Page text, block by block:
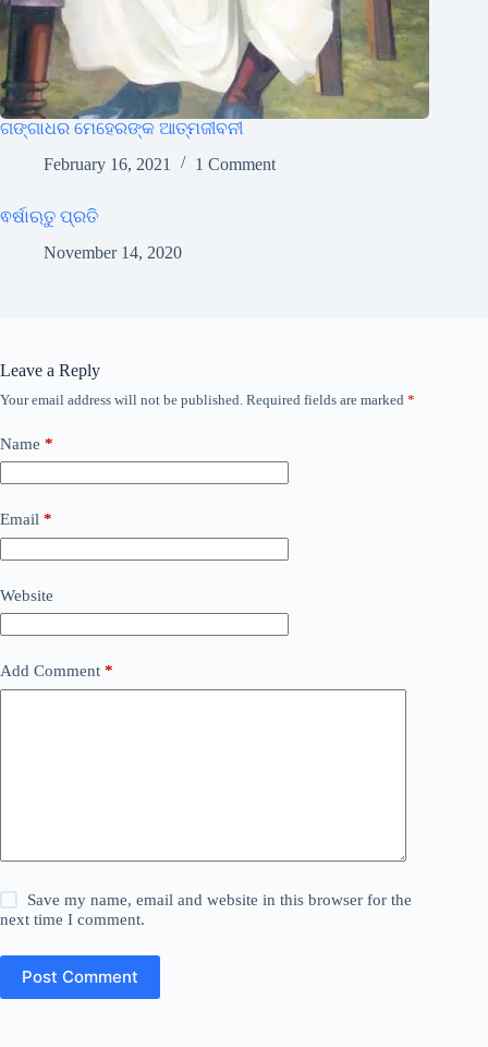
ଗଙ୍ଗାଧର ମେହେରଙ୍କ ଆତ୍ମଜୀବନୀ
February 16, 2021
1 Comment
ଵର୍ଷାଋତୁ ପ୍ରତି
November 14, 2020
Leave a Reply
Your email address will not be published. Required fields are marked *
Name *
Email *
Website
Add Comment *
Save my name, email and website in this browser for the
next time I comment.
Post Comment